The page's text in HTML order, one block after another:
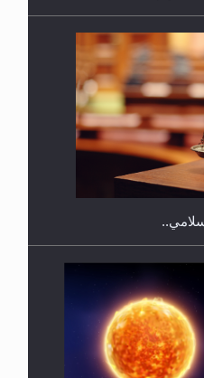
نسائي للمحجبات وغير